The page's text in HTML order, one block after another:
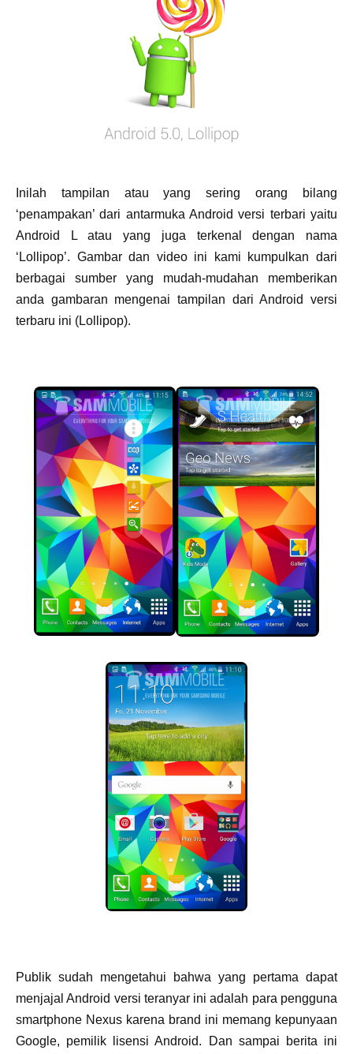
Inilah tampilan atau yang sering orang bilang
‘penampakan’ dari antarmuka Android versi terbari yaitu
Android L atau yang juga terkenal dengan nama
‘Lollipop’. Gambar dan video ini kami kumpulkan dari
berbagai sumber yang mudah-mudahan memberikan
anda gambaran mengenai tampilan dari Android versi
terbaru ini (Lollipop).
Publik sudah mengetahui bahwa yang pertama dapat
menjajal Android versi teranyar ini adalah para pengguna
smartphone Nexus karena brand ini memang kepunyaan
Google, pemilik lisensi Android. Dan sampai berita ini